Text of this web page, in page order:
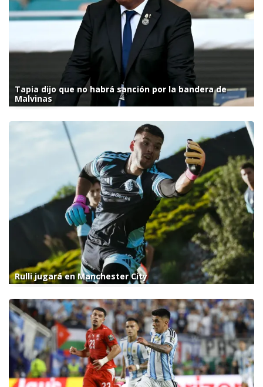
Tapia dijo que no habrá sanción por la bandera de
Malvinas
Rulli jugará en Manchester City